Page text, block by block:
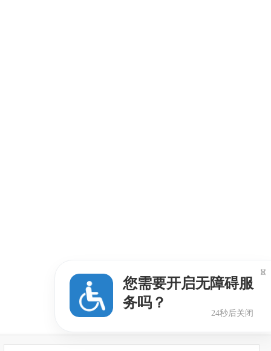
您需要开启无障碍服
务吗？
24秒后关闭
